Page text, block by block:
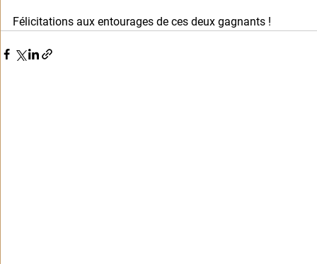
Félicitations aux entourages de ces deux gagnants !